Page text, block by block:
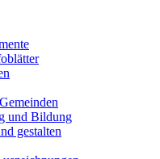
und Bildung
gestalten